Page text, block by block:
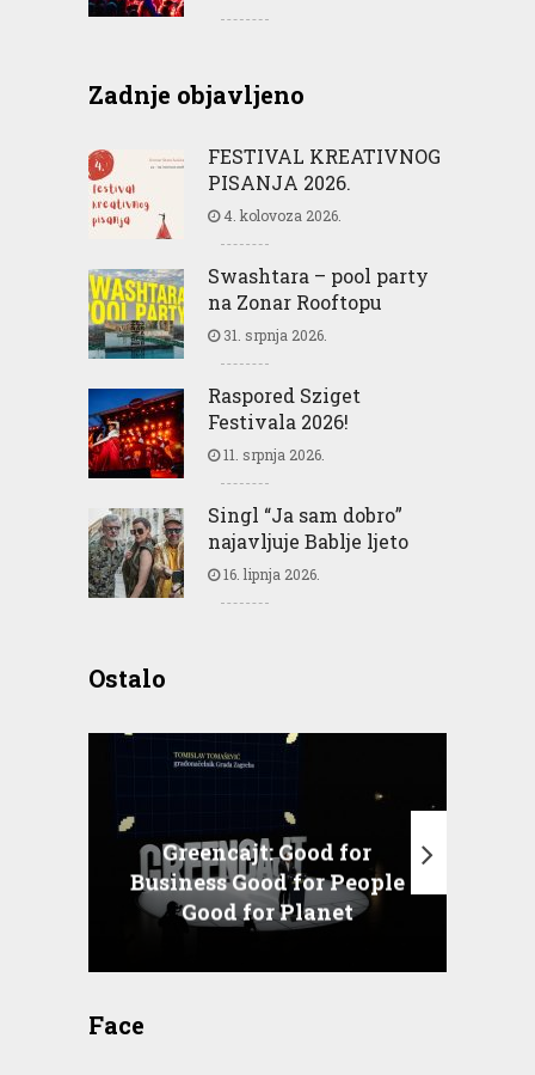
Zadnje objavljeno
FESTIVAL KREATIVNOG
PISANJA 2026.
4. kolovoza 2026.
Swashtara – pool party
na Zonar Rooftopu
31. srpnja 2026.
Raspored Sziget
Festivala 2026!
11. srpnja 2026.
Singl “Ja sam dobro”
najavljuje Bablje ljeto
16. lipnja 2026.
Ostalo
Greencajt: Good for
Business Good for People
Good for Planet
Face